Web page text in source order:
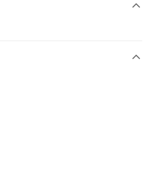
付款。
付」後，將跳轉至「AFTEE先享後付」
通知簡訊。
擊此簡訊中的連結，可透過四大超商／
款，方視為交易完成。
付 」之結帳頁面顯示為準，若有關於
等相關疑問，請聯繫「AFTEE先享後付
上)免運費
上)免運費
上)免運費